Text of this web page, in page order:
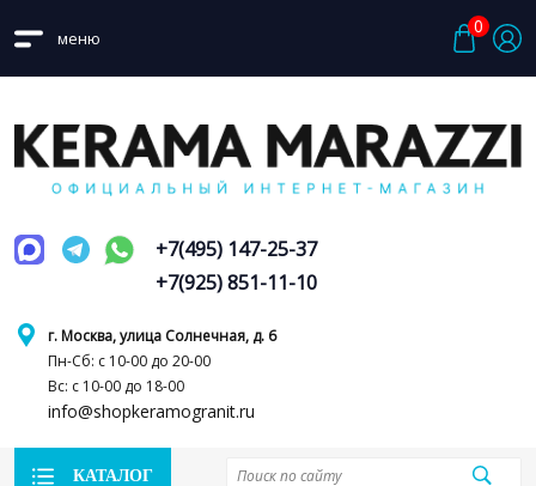
меню
0
г. Москва, улица Солнечная, д. 6
Пн-Сб: с 10-00 до 20-00
Вс: с 10-00 до 18-00
info@shopkeramogranit.ru
+7(495) 147-25-37
+7(925) 851-11-10
КАТАЛОГ